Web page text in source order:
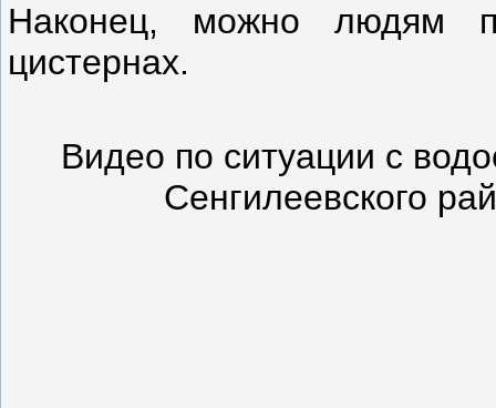
Наконец, можно людям
цистернах.
Видео по ситуации с
Сенгилеевского